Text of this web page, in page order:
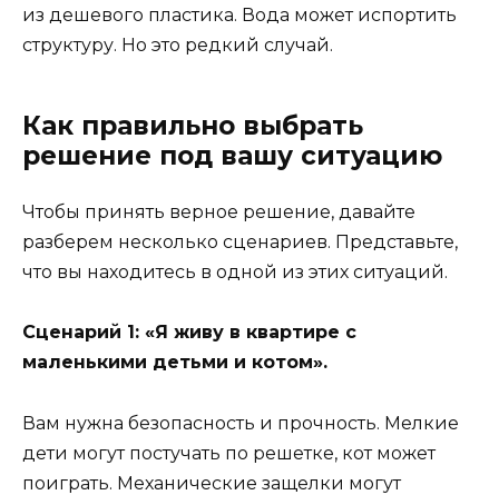
из дешевого пластика. Вода может испортить
структуру. Но это редкий случай.
Как правильно выбрать
решение под вашу ситуацию
Чтобы принять верное решение, давайте
разберем несколько сценариев. Представьте,
что вы находитесь в одной из этих ситуаций.
Сценарий 1: «Я живу в квартире с
маленькими детьми и котом».
Вам нужна безопасность и прочность. Мелкие
дети могут постучать по решетке, кот может
поиграть. Механические защелки могут